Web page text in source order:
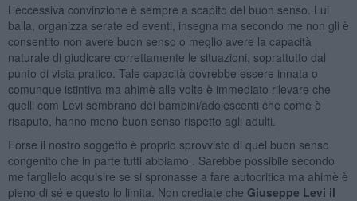
L’eccessiva convinzione è sempre a scapito del buon senso. Lui
balla, organizza serate ed eventi, insegna ma secondo me non gli è
consentito non avere buon senso o meglio avere la capacità
naturale di giudicare correttamente le situazioni, soprattutto dal
punto di vista pratico. Tale capacità dovrebbe essere innata o
comunque istintiva ma ahimè alle volte è immediato rilevare che
quelli com Levi sembrano dei bambini/adolescenti che come è
risaputo, hanno meno buon senso rispetto agli adulti.
Forse il nostro soggetto è proprio sprovvisto di quel buon senso
congenito che in parte tutti abbiamo . Sarebbe possibile secondo
me farglielo acquisire se si spronasse a fare autocritica ma ahimè è
pieno di sé e questo lo limita. Non crediate che Giuseppe Levi il